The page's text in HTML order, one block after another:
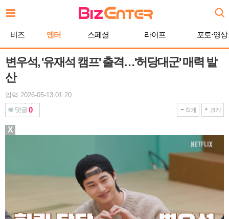
문
기
비즈 엔터 스페셜 라이프 포토·영상
변우석, '유재석 캠프' 출격…'허당대군' 매력 발
산
입력 2026-05-13 01:20
댓글 0 작게 크게
X